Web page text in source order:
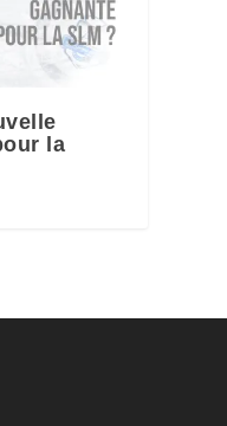
la